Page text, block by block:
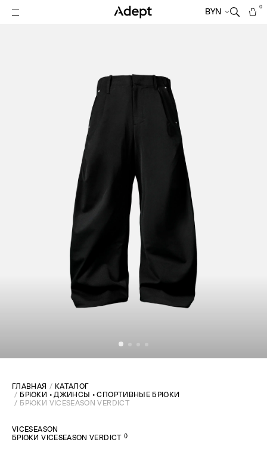
BYN
0
ГЛАВНАЯ
КАТАЛОГ
БРЮКИ • ДЖИНСЫ • СПОРТИВНЫЕ БРЮКИ
БРЮКИ VICESEASON VERDICT
VICESEASON
БРЮКИ VICESEASON VERDICT ()